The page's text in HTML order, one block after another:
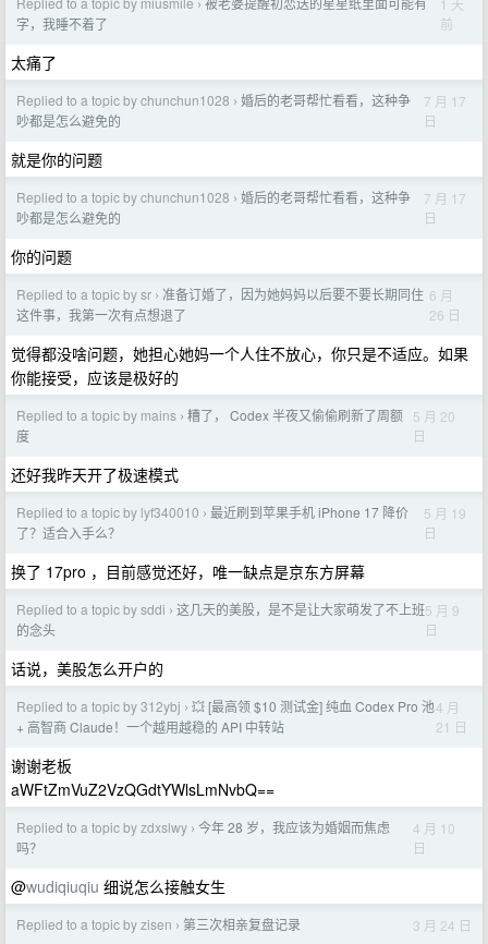
›
字，我睡不着了
前
太痛了
Replied to a topic by chunchun1028 › 婚后的老哥帮忙看看，这种争
吵都是怎么避免的
7 月 17
日
就是你的问题
Replied to a topic by chunchun1028 › 婚后的老哥帮忙看看，这种争
吵都是怎么避免的
7 月 17
日
你的问题
Replied to a topic by sr › 准备订婚了，因为她妈妈以后要不要长期同住
这件事，我第一次有点想退了
6 月
26 日
觉得都没啥问题，她担心她妈一个人住不放心，你只是不适应。如果
你能接受，应该是极好的
Replied to a topic by mains › 糟了， Codex 半夜又偷偷刷新了周额
度
5 月 20
日
还好我昨天开了极速模式
Replied to a topic by lyf340010 › 最近刷到苹果手机 iPhone 17 降价
了？适合入手么？
5 月 19
日
换了 17pro ，目前感觉还好，唯一缺点是京东方屏幕
Replied to a topic by sddi › 这几天的美股，是不是让大家萌发了不上班
的念头
5 月 9
日
话说，美股怎么开户的
Replied to a topic by 312ybj › 💥 [最高领 $10 测试金] 纯血 Codex Pro 池
+ 高智商 Claude！一个越用越稳的 API 中转站
4 月
21 日
谢谢老板
aWFtZmVuZ2VzQGdtYWlsLmNvbQ==
Replied to a topic by zdxslwy › 今年 28 岁，我应该为婚姻而焦虑
吗？
4 月 10
日
@wudiqiuqiu 细说怎么接触女生
Replied to a topic by zisen › 第三次相亲复盘记录 3 月 24 日